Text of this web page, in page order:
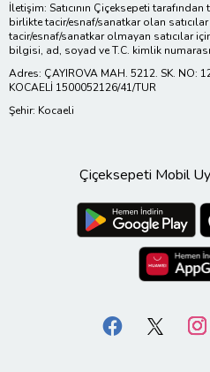
İletişim: Satıcının Çiçeksepeti
birlikte tacir/esnaf/sanatkar olan
tacir/esnaf/sanatkar olmayan satıcılar
bilgisi, ad, soyad ve T.C. kimlik
Adres: ÇAYIROVA MAH. 5212. SK. NO:
KOCAELİ 1500052126/41/TUR
Şehir: Kocaeli
Çiçeksepeti Mobil